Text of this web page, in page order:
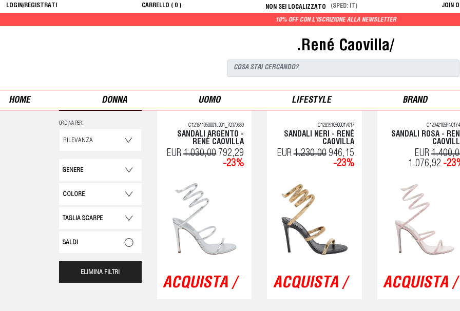
LOGIN/REGISTRATI CARRELLO (0 ) NON SEI LOCALIZZATO (SPED: IT) JOIN
10% OFF CON L'ISCRIZIONE ALLA NEWSLETTER
.René Caovilla/
HOME DONNA UOMO LIFESTYLE BRAND
ORDINA PER:
GENERE
COLORE
TAGLIA SCARPE
SALDI
ELIMINA FILTRI
C123511050001L001_70379669
SANDALI ARGENTO -
RENÉ CAOVILLA
EUR1.030,00792,29
-23%
ACQUISTA /
C128391050001V017
SANDALI NERI - RENÉ
CAOVILLA
EUR1.230,00946,15
-23%
ACQUISTA /
SANDALI ROSA -
EUR
1.076,92 -
ACQUISTA /